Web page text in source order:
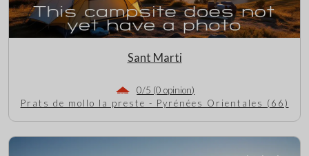
Sant Marti
0/5 (0 opinion)
Prats de mollo la preste - Pyrénées Orientales (66)